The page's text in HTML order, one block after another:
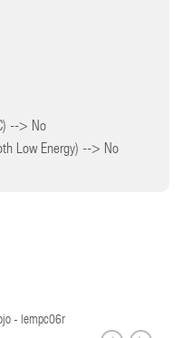
--> No
Low Energy) --> No
- lempc06r